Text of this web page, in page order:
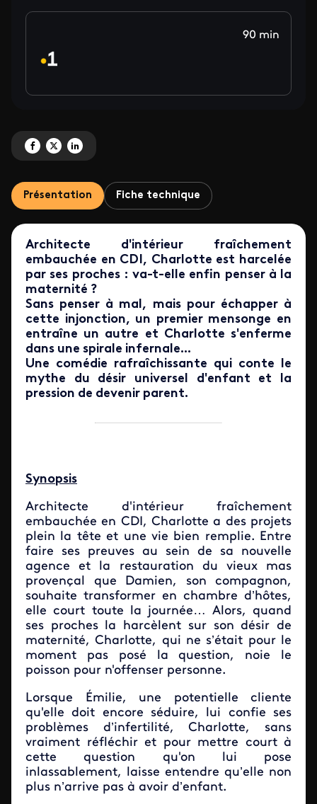
90 min
Partagez 'Et toi, c'est pour quand ?' sur Facebook
Partagez 'Et toi, c'est pour quand ?' sur X
Partagez 'Et toi, c'est pour quand ?' sur LinkedIn
Présentation Fiche technique
Architecte d'intérieur fraîchement
embauchée en CDI, Charlotte est harcelée
par ses proches : va-t-elle enfin penser à la
maternité ?
Sans penser à mal, mais pour échapper à
cette injonction, un premier mensonge en
entraîne un autre et Charlotte s'enferme
dans une spirale infernale...
Une comédie rafraîchissante qui conte le
mythe du désir universel d'enfant et la
pression de devenir parent.
Synopsis
Architecte d'intérieur fraîchement
embauchée en CDI, Charlotte a des projets
plein la tête et une vie bien remplie. Entre
faire ses preuves au sein de sa nouvelle
agence et la restauration du vieux mas
provençal que Damien, son compagnon,
souhaite transformer en chambre d’hôtes,
elle court toute la journée… Alors, quand
ses proches la harcèlent sur son désir de
maternité, Charlotte, qui ne s’était pour le
moment pas posé la question, noie le
poisson pour n'offenser personne.
Lorsque Émilie, une potentielle cliente
qu'elle doit encore séduire, lui confie ses
problèmes d’infertilité, Charlotte, sans
vraiment réfléchir et pour mettre court à
cette question qu'on lui pose
inlassablement, laisse entendre qu’elle non
plus n’arrive pas à avoir d’enfant.